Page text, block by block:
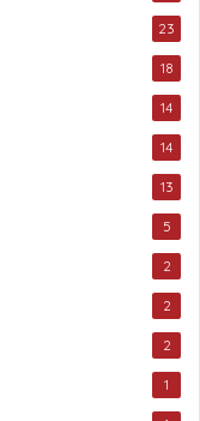
23
18
14
14
13
5
2
2
2
1